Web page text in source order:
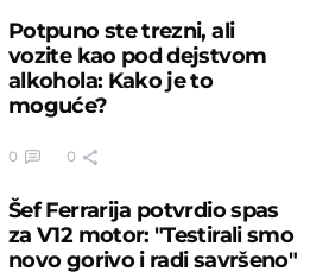
Potpuno ste trezni, ali
vozite kao pod dejstvom
alkohola: Kako je to
moguće?
0 0
Šef Ferrarija potvrdio spas
za V12 motor: "Testirali smo
novo gorivo i radi savršeno"